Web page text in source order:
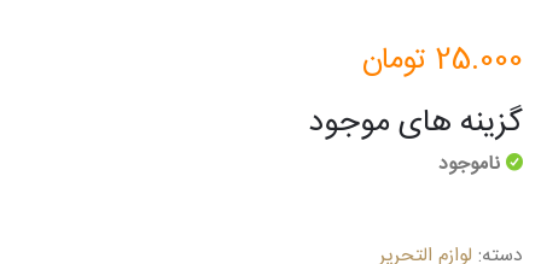
25.000 تومان
گزینه های موجود
ناموجود
دسته: لوازم التحریر